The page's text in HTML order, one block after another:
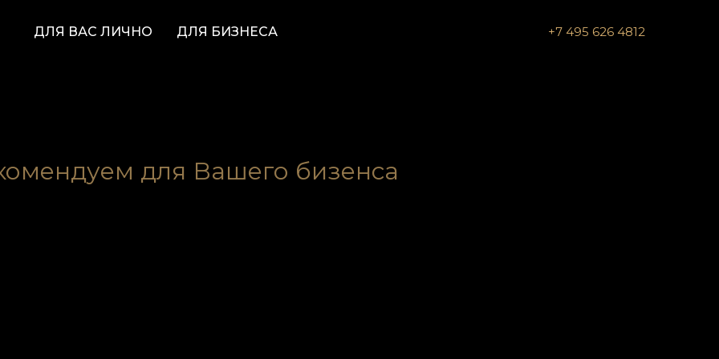
ДЛЯ ВАС ЛИЧНО ДЛЯ БИЗНЕСА +7 495 626 4812
для Вашего бизенса